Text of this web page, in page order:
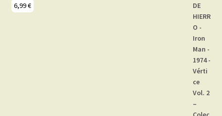
6,99€